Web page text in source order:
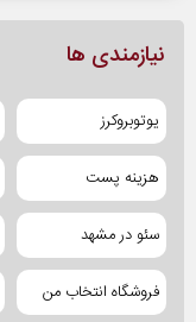
نیازمندی ها
یوتوبروکرز
هزینه پست
سئو در مشهد
فروشگاه انتخاب من